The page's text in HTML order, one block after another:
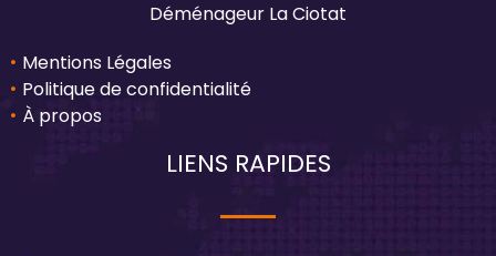
Déménageur La Ciotat
Mentions Légales
Politique de confidentialité
À propos
LIENS RAPIDES